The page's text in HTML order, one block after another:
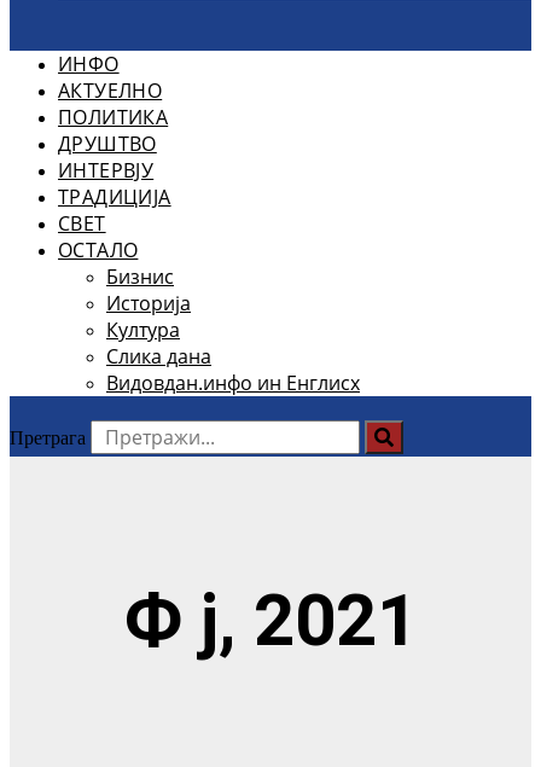
ИНФО
АКТУЕЛНО
ПОЛИТИКА
ДРУШТВО
ИНТЕРВЈУ
ТРАДИЦИЈА
СВЕТ
ОСТАЛО
Бизнис
Историја
Култура
Слика дана
Видовдан.инфо ин Енглисх
Претрага
Ф ј, 2021